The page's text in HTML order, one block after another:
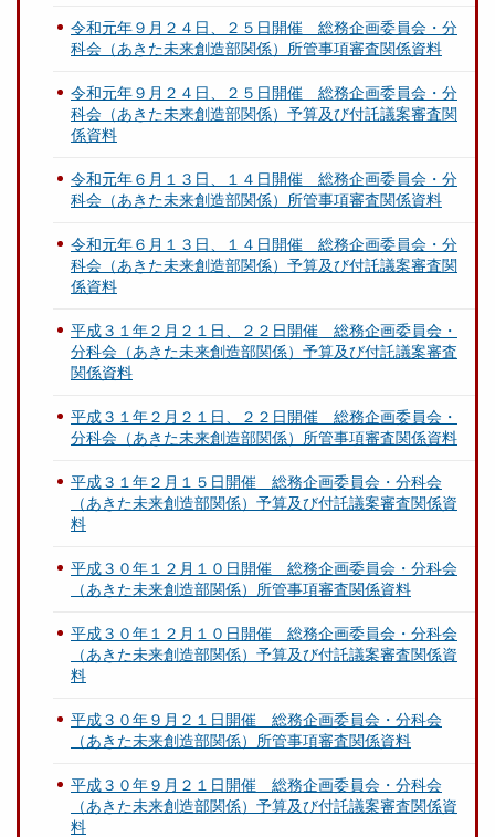
令和元年９月２４日、２５日開催 総務企画委員会・分
科会（あきた未来創造部関係）所管事項審査関係資料
令和元年９月２４日、２５日開催 総務企画委員会・分
科会（あきた未来創造部関係）予算及び付託議案審査関
係資料
令和元年６月１３日、１４日開催 総務企画委員会・分
科会（あきた未来創造部関係）所管事項審査関係資料
令和元年６月１３日、１４日開催 総務企画委員会・分
科会（あきた未来創造部関係）予算及び付託議案審査関
係資料
平成３１年２月２１日、２２日開催 総務企画委員会・
分科会（あきた未来創造部関係）予算及び付託議案審査
関係資料
平成３１年２月２１日、２２日開催 総務企画委員会・
分科会（あきた未来創造部関係）所管事項審査関係資料
平成３１年２月１５日開催 総務企画委員会・分科会
（あきた未来創造部関係）予算及び付託議案審査関係資
料
平成３０年１２月１０日開催 総務企画委員会・分科会
（あきた未来創造部関係）所管事項審査関係資料
平成３０年１２月１０日開催 総務企画委員会・分科会
（あきた未来創造部関係）予算及び付託議案審査関係資
料
平成３０年９月２１日開催 総務企画委員会・分科会
（あきた未来創造部関係）所管事項審査関係資料
平成３０年９月２１日開催 総務企画委員会・分科会
（あきた未来創造部関係）予算及び付託議案審査関係資
料